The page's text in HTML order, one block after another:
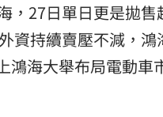
，27日單日更是拋
資持續賣壓不減，
鴻海大舉布局電動